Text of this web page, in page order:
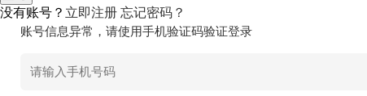
没有账号？ 立即注册 忘记密码？
账号信息异常，请使用手机验证码验证登录